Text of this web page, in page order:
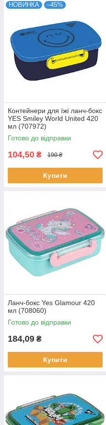
НОВИНКА –45%
Контейнери для їжі ланч-бокс
YES Smiley World United 420
мл (707972)
Готово до відправки
104,50 ₴ 190 ₴
Купити
Ланч-бокс Yes Glamour 420
мл (708060)
Готово до відправки
184,09 ₴
Купити